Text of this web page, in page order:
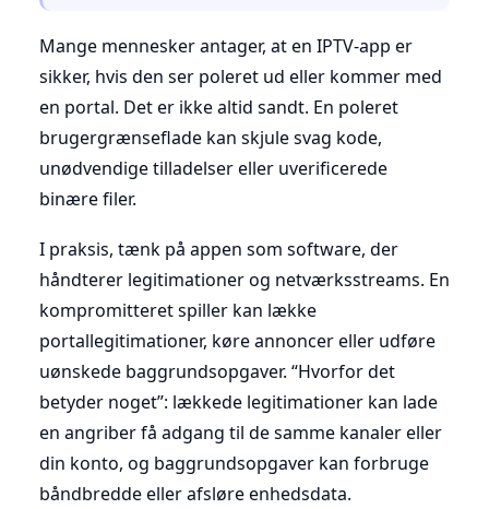
Mange mennesker antager, at en IPTV-app er
sikker, hvis den ser poleret ud eller kommer med
en portal. Det er ikke altid sandt. En poleret
brugergrænseflade kan skjule svag kode,
unødvendige tilladelser eller uverificerede
binære filer.
I praksis, tænk på appen som software, der
håndterer legitimationer og netværksstreams. En
kompromitteret spiller kan lække
portallegitimationer, køre annoncer eller udføre
uønskede baggrundsopgaver. “Hvorfor det
betyder noget”: lækkede legitimationer kan lade
en angriber få adgang til de samme kanaler eller
din konto, og baggrundsopgaver kan forbruge
båndbredde eller afsløre enhedsdata.